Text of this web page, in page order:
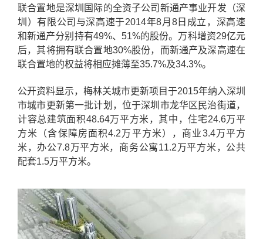
联合置地是深圳国际的全资子公司新通产事业开发（深
圳）有限公司与深高速于2014年8月8日成立，深高速
和新通产分别持有49%、51%的股份。万科增资29亿元
后，其将拥有联合置地30%股份，而新通产及深高速在
联合置地的权益将相应摊薄至35.7%及34.3%。
公开资料显示，梅林关城市更新项目于2015年纳入深圳
市城市更新第一批计划，位于深圳市龙华区民治街道，
计容总建筑面积48.64万平方米，其中，住宅24.6万平
方米（含保障房面积4.2万平方米），商业3.4万平方
米，办公7.8万平方米，商务公寓11.2万平方米，公共
配套1.5万平方米。